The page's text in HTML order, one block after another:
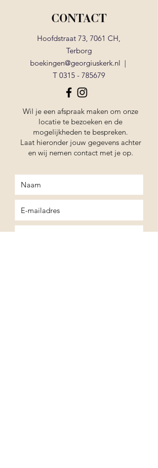
CONTACT
Hoofdstraat 73, 7061 CH,
Terborg
boekingen@georgiuskerk.nl |
T 0315 - 785679
Wil je een afspraak maken om onze
locatie te bezoeken en de
mogelijkheden te bespreken.
Laat hieronder jouw gegevens achter
en wij nemen contact met je op.